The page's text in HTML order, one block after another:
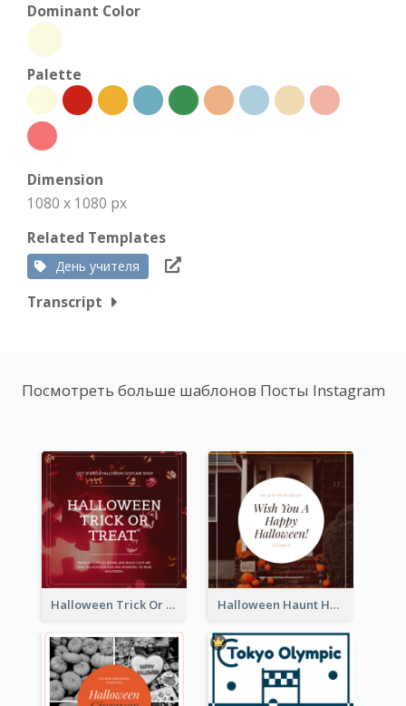
Dominant Color
Palette
Dimension
1080 x 1080 px
Related Templates
День учителя
Transcript
Посмотреть больше шаблонов Посты Instagram
Halloween Trick Or Treat Instagram Post Halloween Haunt House Instagram Post